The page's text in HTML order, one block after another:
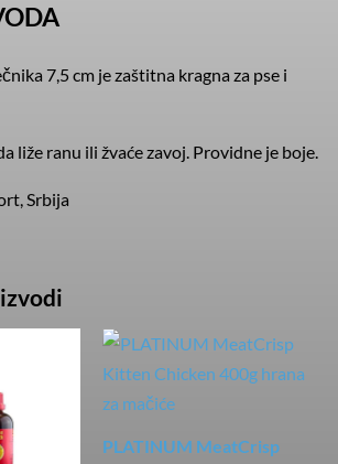
7,5 cm je zaštitna kragna za pse i
liže ranu ili žvaće zavoj. Providne je boje.
Srbija
PLATINUM MeatCrisp